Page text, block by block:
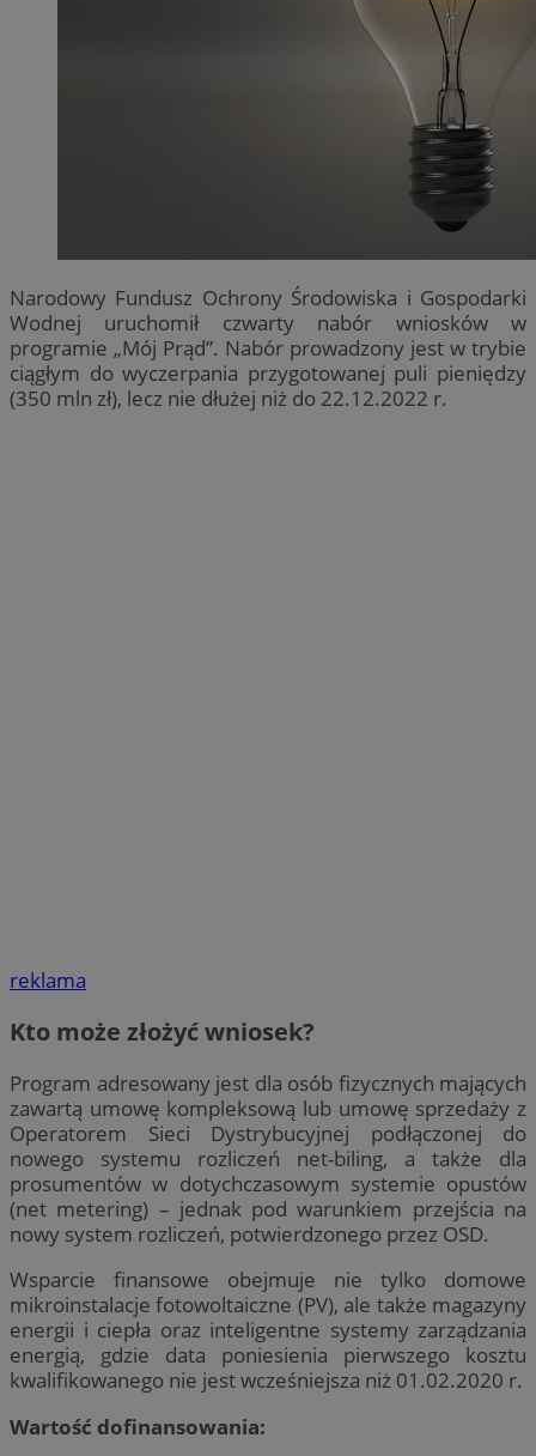
Narodowy Fundusz Ochrony Środowiska i Gospodarki
Wodnej uruchomił czwarty nabór wniosków w
programie „Mój Prąd”. Nabór prowadzony jest w trybie
ciągłym do wyczerpania przygotowanej puli pieniędzy
(350 mln zł), lecz nie dłużej niż do 22.12.2022 r.
reklama
Kto może złożyć wniosek?
Program adresowany jest dla osób fizycznych mających
zawartą umowę kompleksową lub umowę sprzedaży z
Operatorem Sieci Dystrybucyjnej podłączonej do
nowego systemu rozliczeń net-biling, a także dla
prosumentów w dotychczasowym systemie opustów
(net metering) – jednak pod warunkiem przejścia na
nowy system rozliczeń, potwierdzonego przez OSD.
Wsparcie finansowe obejmuje nie tylko domowe
mikroinstalacje fotowoltaiczne (PV), ale także magazyny
energii i ciepła oraz inteligentne systemy zarządzania
energią, gdzie data poniesienia pierwszego kosztu
kwalifikowanego nie jest wcześniejsza niż 01.02.2020 r.
Wartość dofinansowania: